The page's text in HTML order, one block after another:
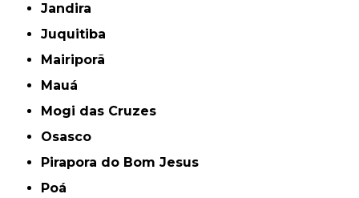
Jandira
Juquitiba
Mairiporã
Mauá
Mogi das Cruzes
Osasco
Pirapora do Bom Jesus
Poá